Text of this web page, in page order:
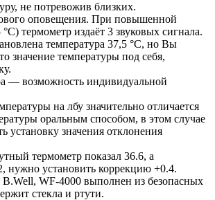
не потревожив близких.
оповещения. При повышенной
термометр издаёт 3 звуковых сигнала.
температура 37,5 °С, но Вы
значение температуры под себя,
— возможность индивидуальной
на лбу значительно отличается
оральным способом, в этом случае
установку значения отклонения
термометр показал 36.6, а
нужно установить коррекцию +0.4.
WF-4000 выполнен из безопасных
стекла и ртути.